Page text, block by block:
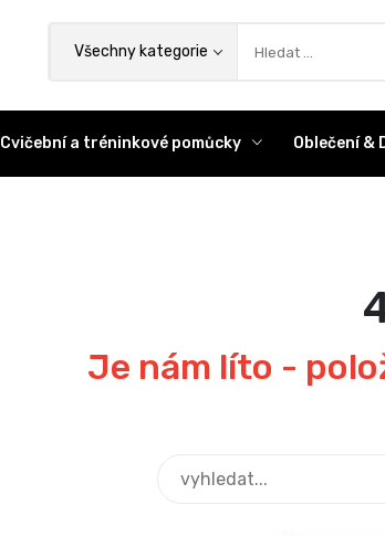
Všechny kategorie
Cvičební a tréninkové pomůcky Oblečení &
Je nám líto -